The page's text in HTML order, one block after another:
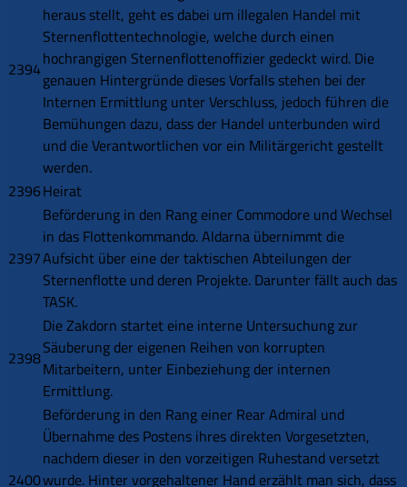
2394
heraus stellt, geht es dabei um illegalen Handel mit
Sternenflottentechnologie, welche durch einen
hochrangigen Sternenflottenoffizier gedeckt wird. Die
genauen Hintergründe dieses Vorfalls stehen bei der
Internen Ermittlung unter Verschluss, jedoch führen die
Bemühungen dazu, dass der Handel unterbunden wird
und die Verantwortlichen vor ein Militärgericht gestellt
werden.
2396Heirat
2397
Beförderung in den Rang einer Commodore und Wechsel
in das Flottenkommando. Aldarna übernimmt die
Aufsicht über eine der taktischen Abteilungen der
Sternenflotte und deren Projekte. Darunter fällt auch das
TASK.
2398
Die Zakdorn startet eine interne Untersuchung zur
Säuberung der eigenen Reihen von korrupten
Mitarbeitern, unter Einbeziehung der internen
Ermittlung.
2400
Beförderung in den Rang einer Rear Admiral und
Übernahme des Postens ihres direkten Vorgesetzten,
nachdem dieser in den vorzeitigen Ruhestand versetzt
wurde. Hinter vorgehaltener Hand erzählt man sich, dass